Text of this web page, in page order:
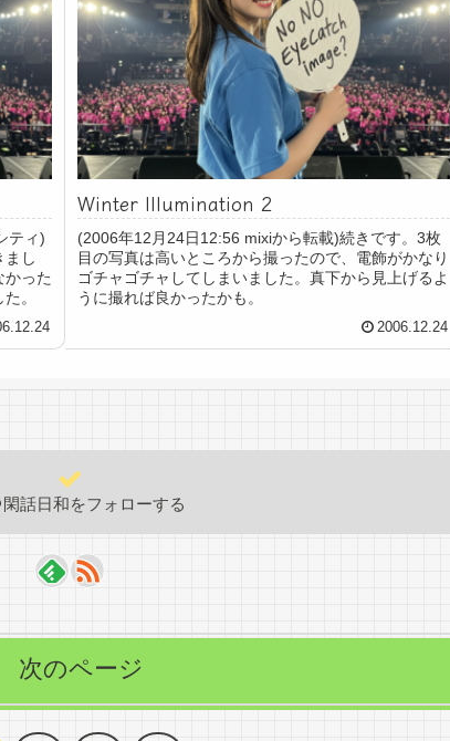
ティ)
まし
かった
。
Winter Illumination 2
(2006年12月24日12:56 mixiから転載)続きです。3枚
目の写真は高いところから撮ったので、電飾がかなり
ゴチャゴチャしてしまいました。真下から見上げるよ
うに撮れば良かったかも。
2006.12.24
閑話日和をフォローする
次のページ